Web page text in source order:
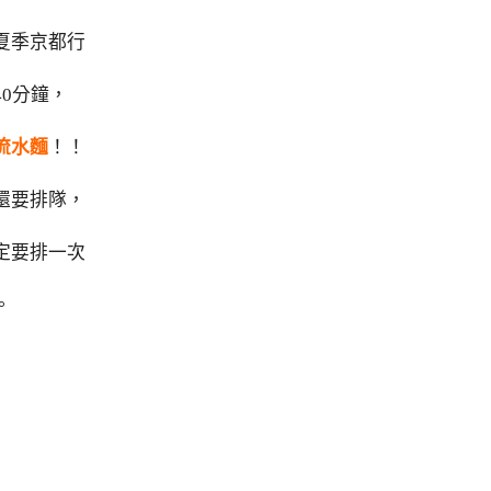
季京都行
分鐘，
水麵 ！！
排隊，
要排一次
。